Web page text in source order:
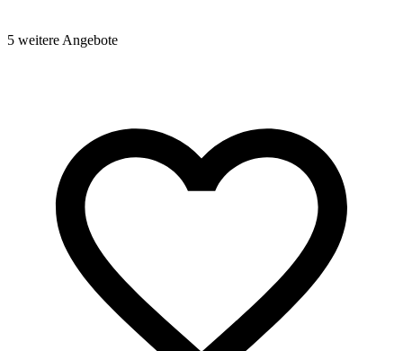
5 weitere Angebote